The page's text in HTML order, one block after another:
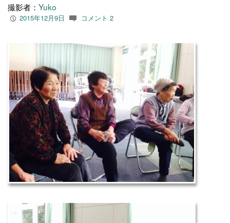
撮影者： Yuko
P 2015年12月9日 c コメント 2